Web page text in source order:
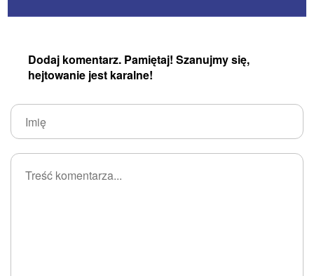
Dodaj komentarz. Pamiętaj! Szanujmy się,
hejtowanie jest karalne!